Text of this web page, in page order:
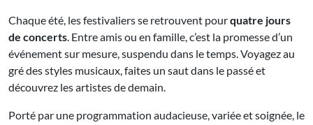
Chaque été, les festivaliers se retrouvent pourquatre jours
de concerts . Entre amis ou en famille, c’est la promesse d’un
événement sur mesure, suspendu dans le temps. Voyagez au
gré des styles musicaux, faites un saut dans le passé et
découvrez les artistes de demain.
Porté par une programmation audacieuse, variée et soignée, le